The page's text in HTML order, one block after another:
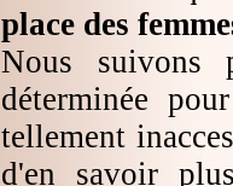
place des
Nous suivons
déterminée
tellement
d'en savoir